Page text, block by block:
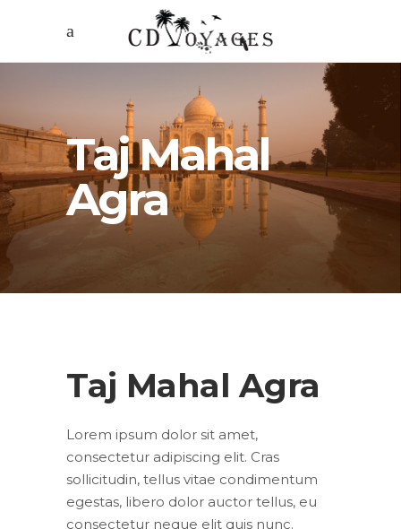
Taj Mahal
Agra
Taj Mahal Agra
Lorem ipsum dolor sit amet,
consectetur adipiscing elit. Cras
sollicitudin, tellus vitae condimentum
egestas, libero dolor auctor tellus, eu
consectetur neque elit quis nunc.